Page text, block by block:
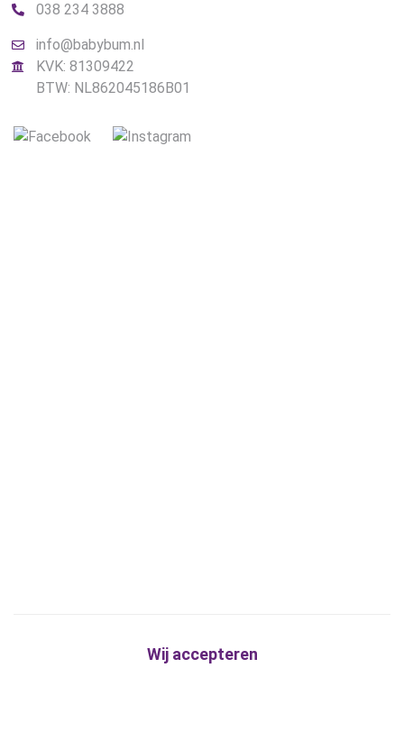
038 234 3888
info@babybum.nl
KVK: 81309422
BTW: NL862045186B01
Wij accepteren